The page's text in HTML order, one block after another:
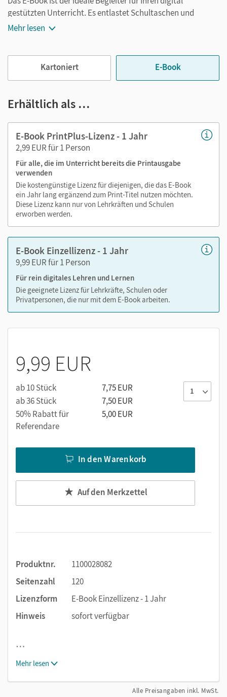
gestützten Unterricht. Es entlastet Schultaschen und
Rucksäcke und ist jederzeit unkompliziert verfügbar.
Notizen erstellen
Text ergänzen
im Text suchen
zoomen
Die Medien sind wichtige Bestandteile dieses E-Books. Sie
sind seitengenau platziert, damit Sie und Ihre Schüler/-innen
jederzeit unkompliziert darauf zugreifen können. So
gestalten Sie das Lehren und Lernen zeitsparend und
abwechslungsreich. Kein Medienwechsel! Kein
zeitaufwendiges Suchen!
Medien in diesem E-Book:
Wortbilder
Vorgelesene Fibeltexte auf Leicht- und Basis-Niveau
mit mitlaufender Silbenfärbung
Vorlesegeschichten zum Hören
Mehr lesen
Kartoniert E-Book
Erhältlich als …
E-Book PrintPlus-Lizenz - 1 Jahr
2,99 EUR für 1 Person
Für alle, die im Unterricht bereits die Printausgabe
verwenden
Die kostengünstige Lizenz für diejenigen, die das E-Book
ein Jahr lang ergänzend zum Print-Titel nutzen möchten.
Diese Lizenz kann nur von Lehrkräften und Schulen
erworben werden.
E-Book Einzellizenz - 1 Jahr
9,99 EUR für 1 Person
Für rein digitales Lehren und Lernen
Die geeignete Lizenz für Lehrkräfte, Schulen oder
Privatpersonen, die nur mit dem E-Book arbeiten.
9,99 EUR
ab 10 Stück
7,75 EUR
ab 36 Stück
7,50 EUR
50% Rabatt für
Referendare
5,00 EUR
In den Warenkorb
Auf den Merkzettel
Produktnr.
1100028082
Seitenzahl
120
Lizenzform
E-Book Einzellizenz - 1 Jahr
Hinweis
sofort verfügbar
…
Mehr lesen
Alle Preisangaben inkl. MwSt.